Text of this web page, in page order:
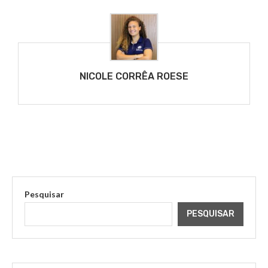
NICOLE CORRÊA ROESE
Pesquisar
PESQUISAR